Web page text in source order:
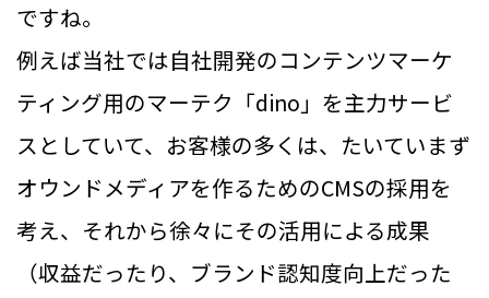
ですね。
例えば当社では自社開発のコンテンツマーケ
ティング用のマーテク「dino」を主力サービ
スとしていて、お客様の多くは、たいていまず
オウンドメディアを作るためのCMSの採用を
考え、それから徐々にその活用による成果
（収益だったり、ブランド認知度向上だった